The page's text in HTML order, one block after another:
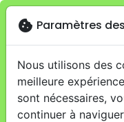
Je veux retirer
warningCette boutique
magasin.
Pour les livraisons à
commandes sur la
cookie Paramètres
Nous utilisons des
meilleure
sont nécessaires,
continuer à